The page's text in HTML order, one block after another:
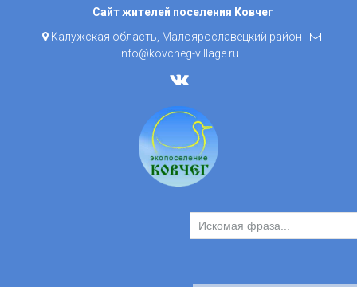
Skip
content
Сайт жителей поселения Ковчег
Калужская область, Малоярославецкий район
info@kovcheg-village.ru